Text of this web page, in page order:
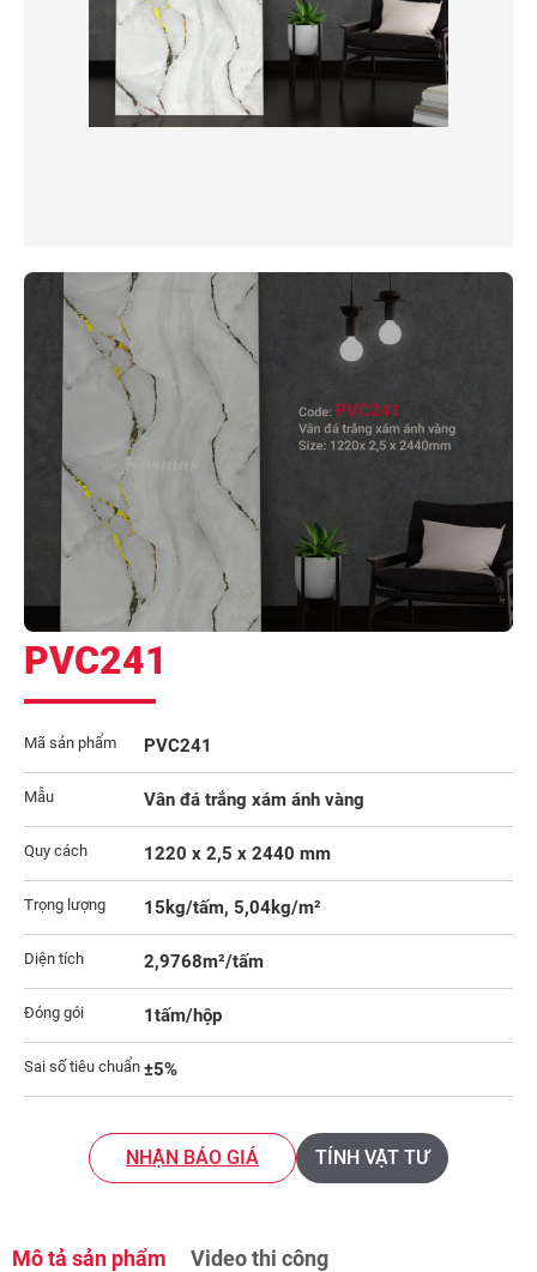
PVC241
Mã sản phẩm PVC241
Mẫu Vân đá trắng xám ánh vàng
Quy cách 1220 x 2,5 x 2440 mm
Trọng lượng 15kg/tấm, 5,04kg/m²
Diện tích 2,9768m²/tấm
Đóng gói 1tấm/hộp
Sai số tiêu chuẩn ±5%
NHẬN BÁO GIÁ TÍNH VẬT TƯ
Mô tả sản phẩm Video thi công